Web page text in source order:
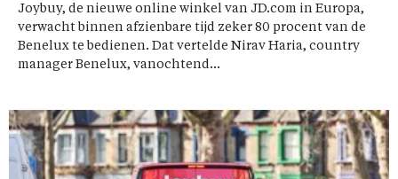
Joybuy, de nieuwe online winkel van JD.com in Europa,
verwacht binnen afzienbare tijd zeker 80 procent van de
Benelux te bedienen. Dat vertelde Nirav Haria, country
manager Benelux, vanochtend...